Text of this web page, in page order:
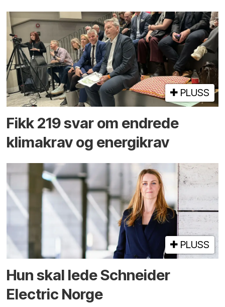
PLUSS
Fikk 219 svar om endrede
klimakrav og energikrav
PLUSS
Hun skal lede Schneider
Electric Norge